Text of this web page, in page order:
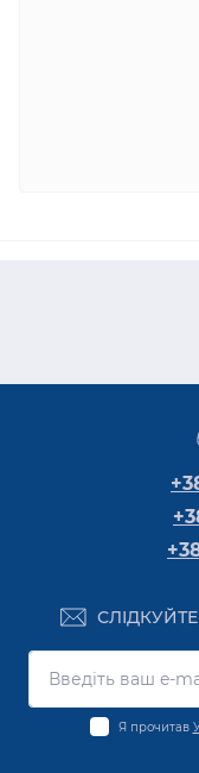
Я прочитав